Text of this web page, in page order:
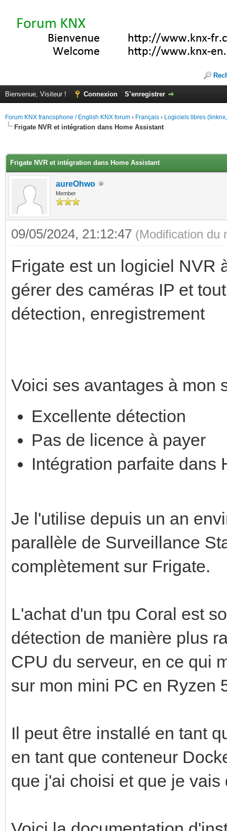
Bienvenue, Visiteur ! Connexion S’enregistrer
Forum KNX francophone / English KNX forum › Français › Logiciels libres
Frigate NVR et intégration dans Home Assistant
Frigate NVR et intégration dans Home Assistant
aureOhwo
Member
09/05/2024, 21:12:47 (Modification du
Frigate est un logiciel NVR
gérer des caméras IP et
détection, enregistrement
Voici ses avantages à mon
Excellente détection
Pas de licence à payer
Intégration parfaite dans
Je l'utilise depuis un an
parallèle de Surveillance
complètement sur Frigate.
L'achat d'un tpu Coral est
détection de manière plus
CPU du serveur, en ce qui
sur mon mini PC en Ryzen
Il peut être installé en tant
en tant que conteneur
que j'ai choisi et que je vais